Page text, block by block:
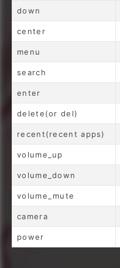
down
center
menu
search
enter
delete(or del)
recent(recent apps)
volume_up
volume_down
volume_mute
camera
power